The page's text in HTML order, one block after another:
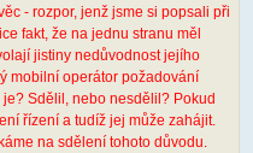
- rozpor, jenž jsme si popsali při
fakt, že na jednu stranu měl
jistiny nedůvodnost jejího
mobilní operátor požadování
Sdělil, nebo nesdělil? Pokud
řízení a tudíž jej může zahájit.
na sdělení tohoto důvodu.